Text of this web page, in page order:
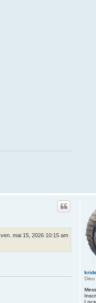
ven. mai 15, 2026 10:15 am